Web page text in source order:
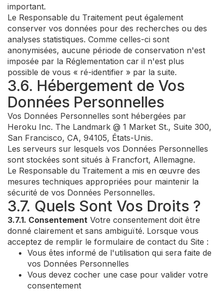
important.
Le Responsable du Traitement peut également
conserver vos données pour des recherches ou des
analyses statistiques. Comme celles-ci sont
anonymisées, aucune période de conservation n'est
imposée par la Réglementation car il n'est plus
possible de vous « ré-identifier » par la suite.
3.6. Hébergement de Vos
Données Personnelles
Vos Données Personnelles sont hébergées par
Heroku Inc. The Landmark @ 1 Market St., Suite 300,
San Francisco, CA, 94105, États-Unis.
Les serveurs sur lesquels vos Données Personnelles
sont stockées sont situés à Francfort, Allemagne.
Le Responsable du Traitement a mis en œuvre des
mesures techniques appropriées pour maintenir la
sécurité de vos Données Personnelles.
3.7. Quels Sont Vos Droits ?
3.7.1. Consentement Votre consentement doit être
donné clairement et sans ambiguïté. Lorsque vous
acceptez de remplir le formulaire de contact du Site :
Vous êtes informé de l'utilisation qui sera faite de
vos Données Personnelles
Vous devez cocher une case pour valider votre
consentement